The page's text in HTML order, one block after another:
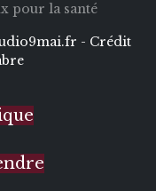
pour la santé
- Crédit